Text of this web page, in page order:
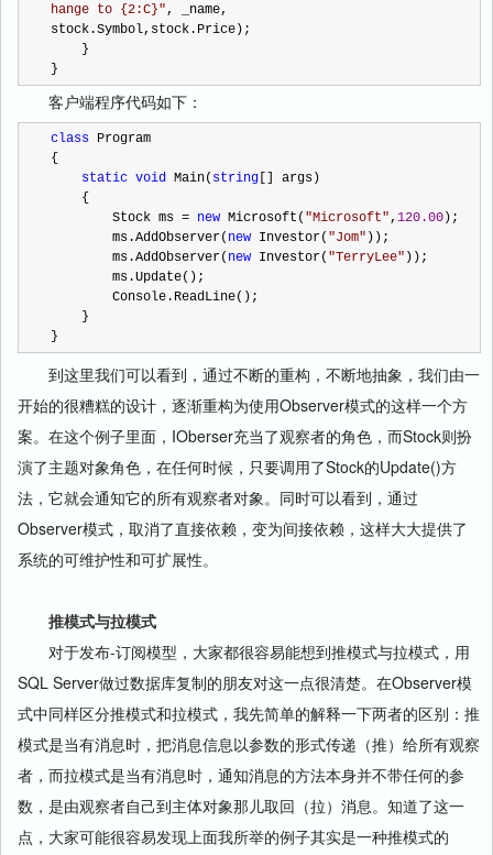
hange to {2:C}", _name,
stock.Symbol,stock.Price);
    }
}
客户端程序代码如下：
class Program
{
static void Main( string [] args)
    {
        Stock ms
= new Microsoft( "Microsoft", 120.00 );
        ms.AddObserver(
new Investor( "Jom" ));
        ms.AddObserver(
new Investor( "TerryLee" ));
        ms.Update();
        Console.ReadLine();
    }
}
到这里我们可以看到，通过不断的重构，不断地抽象，我们由一
开始的很糟糕的设计，逐渐重构为使用Observer模式的这样一个方
案。在这个例子里面，IOberser充当了观察者的角色，而Stock则扮
演了主题对象角色，在任何时候，只要调用了Stock的Update()方
法，它就会通知它的所有观察者对象。同时可以看到，通过
Observer模式，取消了直接依赖，变为间接依赖，这样大大提供了
系统的可维护性和可扩展性。
推模式与拉模式
对于发布-订阅模型，大家都很容易能想到推模式与拉模式，用
SQL Server做过数据库复制的朋友对这一点很清楚。在Observer模
式中同样区分推模式和拉模式，我先简单的解释一下两者的区别：推
模式是当有消息时，把消息信息以参数的形式传递（推）给所有观察
者，而拉模式是当有消息时，通知消息的方法本身并不带任何的参
数，是由观察者自己到主体对象那儿取回（拉）消息。知道了这一
点，大家可能很容易发现上面我所举的例子其实是一种推模式的